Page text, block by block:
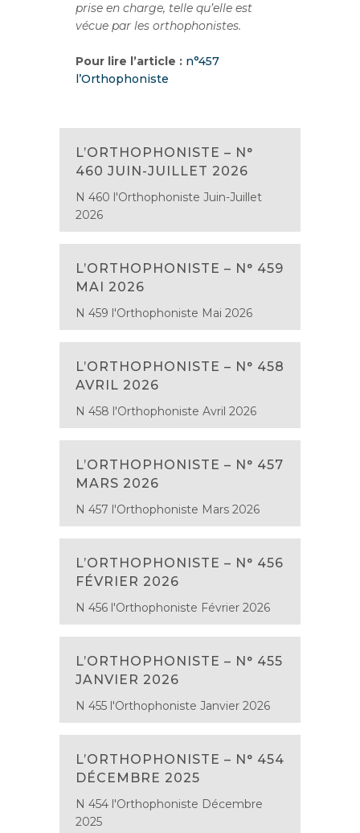
prise en charge, telle qu’elle est
vécue par les orthophonistes.
Pour lire l’article : n°457
l’Orthophoniste
L’ORTHOPHONISTE – N°
460 JUIN-JUILLET 2026
N 460 l'Orthophoniste Juin-Juillet
2026
L’ORTHOPHONISTE – N° 459
MAI 2026
N 459 l'Orthophoniste Mai 2026
L’ORTHOPHONISTE – N° 458
AVRIL 2026
N 458 l'Orthophoniste Avril 2026
L’ORTHOPHONISTE – N° 457
MARS 2026
N 457 l'Orthophoniste Mars 2026
L’ORTHOPHONISTE – N° 456
FÉVRIER 2026
N 456 l'Orthophoniste Février 2026
L’ORTHOPHONISTE – N° 455
JANVIER 2026
N 455 l'Orthophoniste Janvier 2026
L’ORTHOPHONISTE – N° 454
DÉCEMBRE 2025
N 454 l'Orthophoniste Décembre
2025